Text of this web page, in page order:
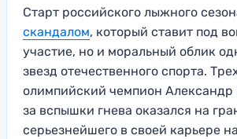
Старт российского лыжного
скандалом, который ставит под
участие, но и моральный облик
звезд отечественного спорта.
олимпийский чемпион
за вспышки гнева оказался на
серьезнейшего в своей карьере